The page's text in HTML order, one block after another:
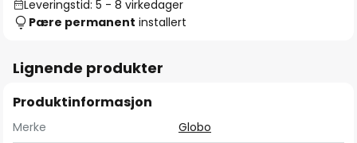
Leveringstid: 5 - 8 virkedager
Pære permanent installert
Lignende produkter
Produktinformasjon
Merke
Globo